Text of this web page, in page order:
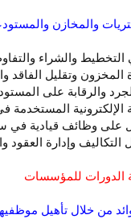
والمخازن
التخطيط والشراء
المخزون وتقليل الفاقد
والرقابة على
المستخدمة
وظائف قيادية في
وإدارة العقود
الدورات للمؤسسات
من خلال تأهيل